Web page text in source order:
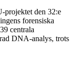
projektet den 32:e
forensiska
centrala
DNA-analys, trots